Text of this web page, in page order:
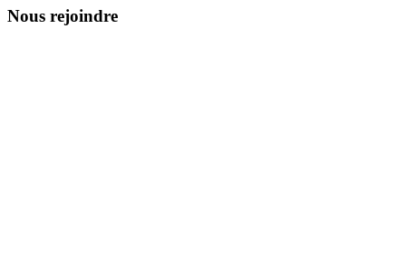
Nous rejoindre